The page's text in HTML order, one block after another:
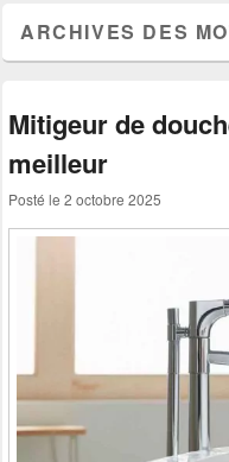
ARCHIVES DES
Mitigeur de
meilleur
Posté le 2 octobre 2025